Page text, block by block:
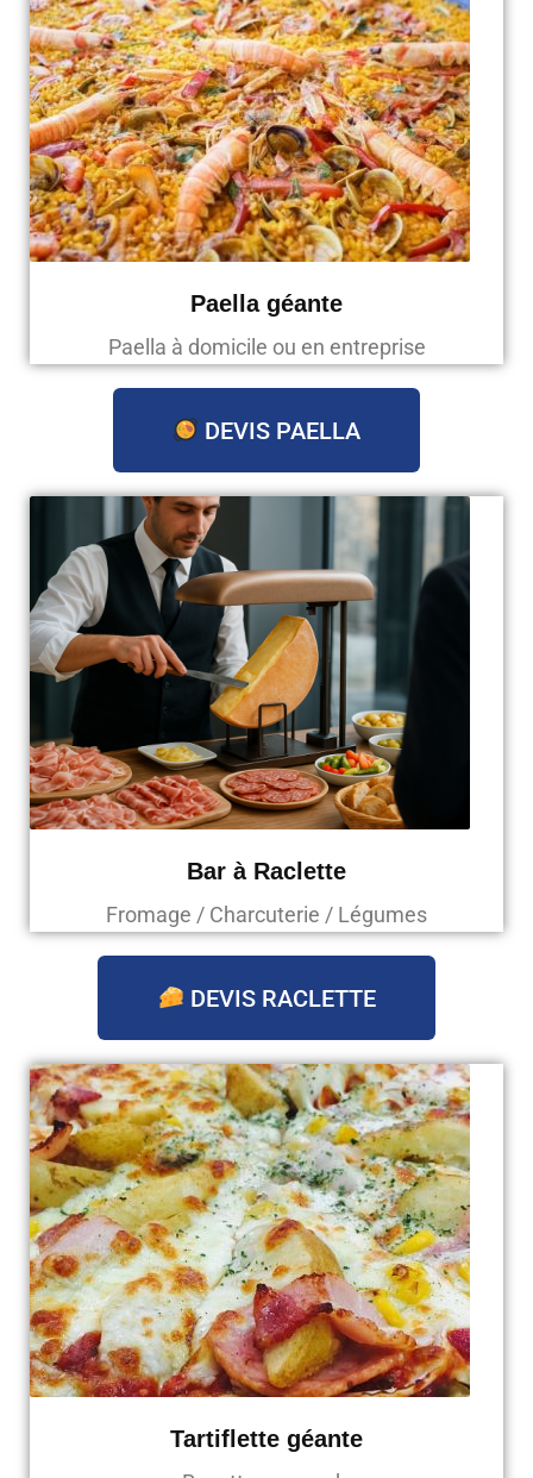
Paella géante
Paella à domicile ou en entreprise
DEVIS PAELLA
Bar à Raclette
Fromage / Charcuterie / Légumes
DEVIS RACLETTE
Tartiflette géante